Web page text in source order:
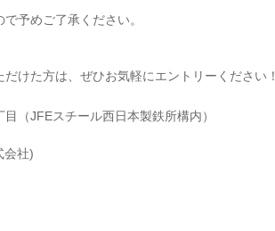
予めご了承ください。
けた方は、ぜひお気軽にエントリーください！
（JFEスチール西日本製鉄所構内）
会社)